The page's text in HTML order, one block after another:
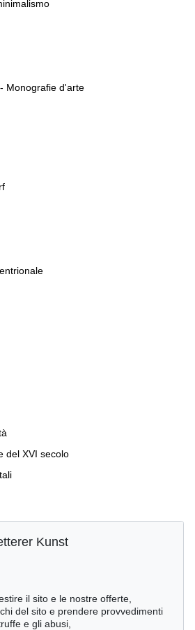
Monografie d'arte
del XVI secolo
naturali
Kunst
il sito e le nostre offerte,
del sito e prendere provvedimenti
e gli abusi,